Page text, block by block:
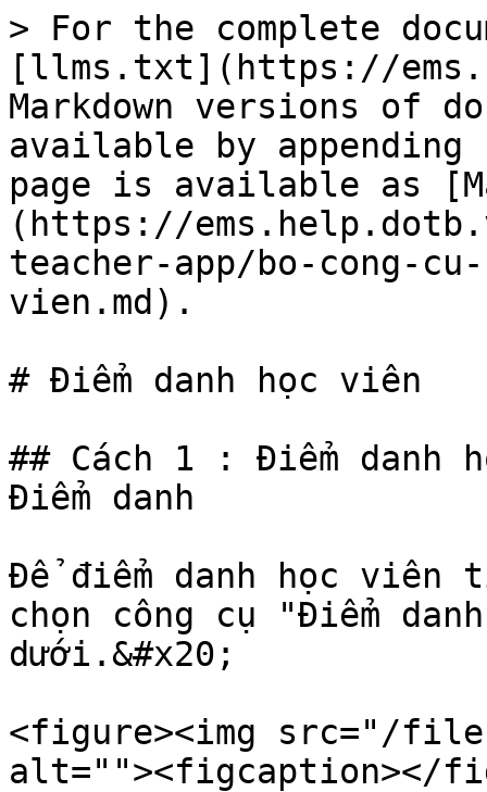
> For the complete
[llms.txt](https://
Markdown versions of
available by
page is available as
(https://
teacher-app/bo-cong-
vien.md).
# Điểm danh học viên
## Cách 1 : Điểm danh
Điểm danh
Để điểm danh học viên
chọn công cụ "Điểm
dưới.&#x20;
<figure><img src="/files/
alt=""><figcaption></